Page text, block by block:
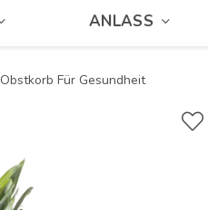
ANLASS
Obstkorb Für Gesundheit